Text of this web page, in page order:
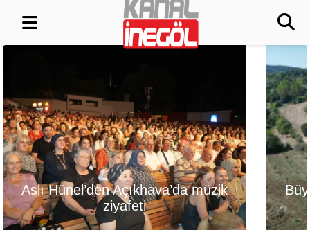
Büyükşehir'den İnegöl'e
ulaşım hamlesi
Şekibe İnsel
Çiftliği Atlı